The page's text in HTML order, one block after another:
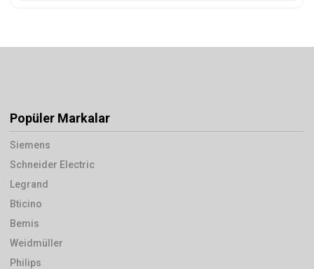
Popüler Markalar
Siemens
Schneider Electric
Legrand
Bticino
Bemis
Weidmüller
Philips